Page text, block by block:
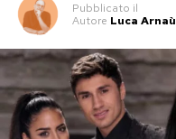
Pubblicato il
Autore Luca Arnaù